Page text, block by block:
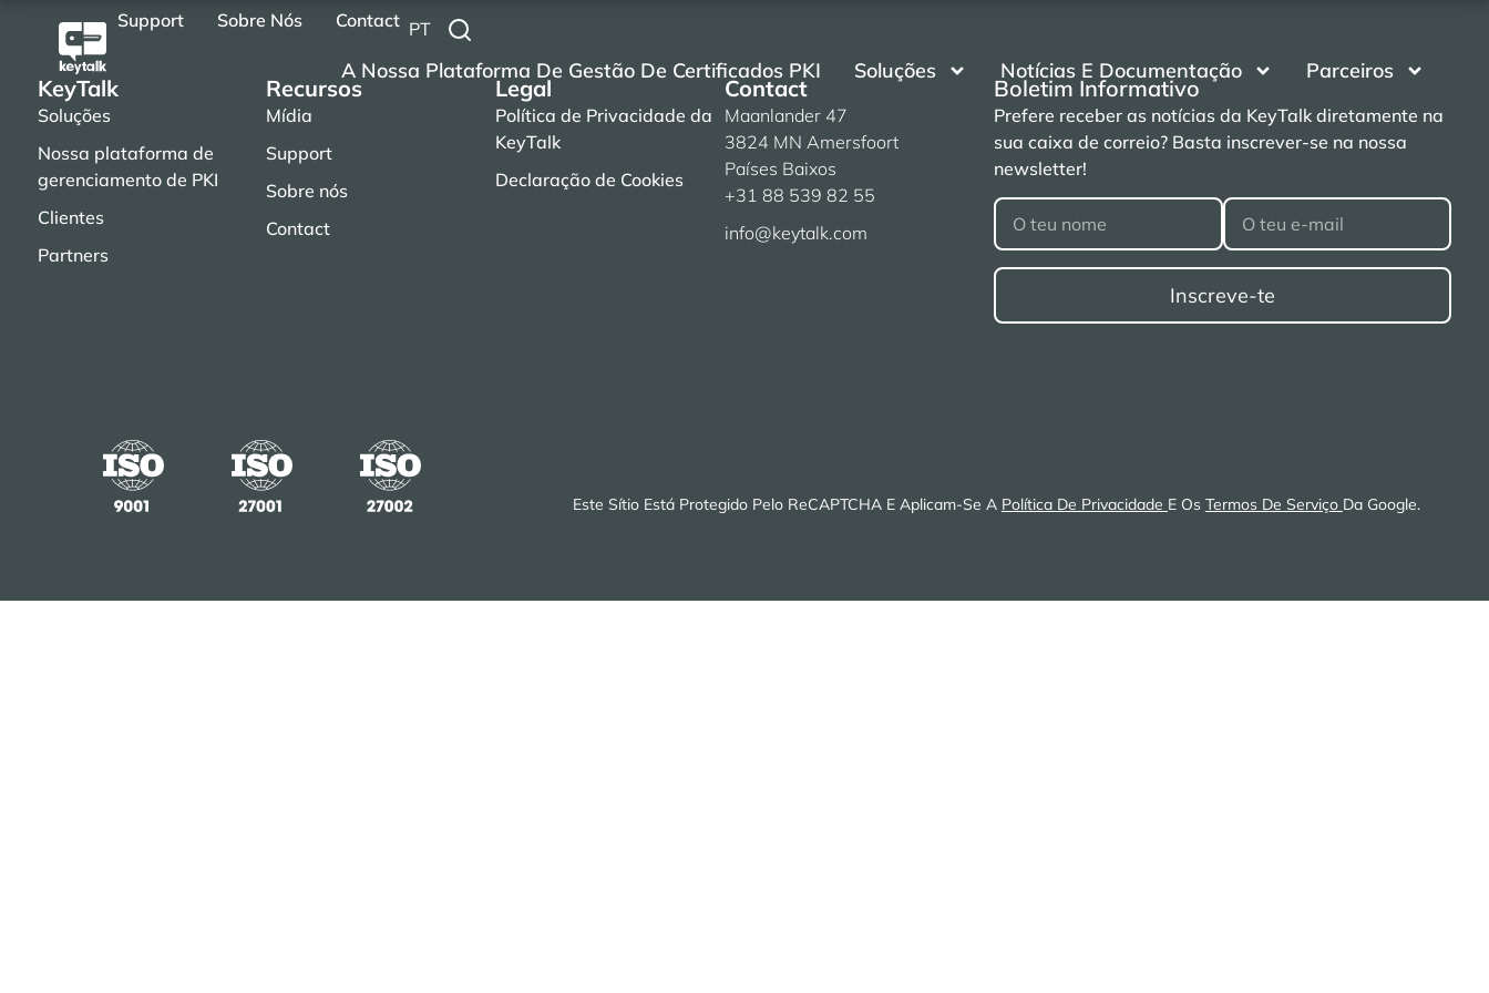
Support Sobre Nós Contact PT
A Nossa Plataforma De Gestão De Certificados PKI Soluções Notícias E Documentação Parceiros
KeyTalk
Soluções
Nossa plataforma de
gerenciamento de PKI
Clientes
Partners
Recursos
Mídia
Support
Sobre nós
Contact
Legal
Política de Privacidade da
KeyTalk
Declaração de Cookies
Contact
Maanlander 47
3824 MN Amersfoort
Países Baixos
+31 88 539 82 55
info@keytalk.com
Boletim Informativo
Prefere receber as notícias da KeyTalk diretamente na
sua caixa de correio? Basta inscrever-se na nossa
newsletter!
Este Sítio Está Protegido Pelo ReCAPTCHA E Aplicam-Se A Política De Privacidade E Os Termos De Serviço Da Google.